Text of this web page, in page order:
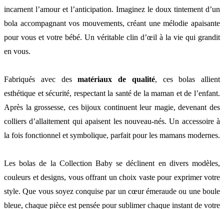
incarnent l’amour et l’anticipation. Imaginez le doux tintement d’un
bola accompagnant vos mouvements, créant une mélodie apaisante
pour vous et votre bébé. Un véritable clin d’œil à la vie qui grandit
en vous.
Fabriqués avec desmatériaux de qualité, ces bolas allient
esthétique et sécurité, respectant la santé de la maman et de l’enfant.
Après la grossesse, ces bijoux continuent leur magie, devenant des
colliers d’allaitement qui apaisent les nouveau-nés. Un accessoire à
la fois fonctionnel et symbolique, parfait pour les mamans modernes.
Les bolas de la Collection Baby se déclinent en divers modèles,
couleurs et designs, vous offrant un choix vaste pour exprimer votre
style. Que vous soyez conquise par un cœur émeraude ou une boule
bleue, chaque pièce est pensée pour sublimer chaque instant de votre